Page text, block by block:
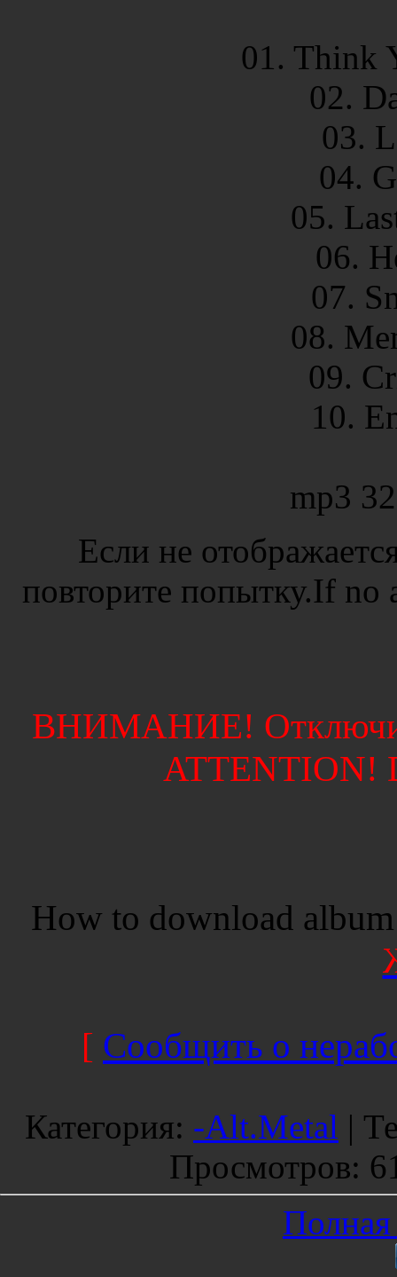
01. Think
02.
03.
04.
05.
06.
07.
08.
09.
10.
mp3
Если не
повторите попытку.If
ВНИМАНИЕ!
ATTENTION!
How to download
[ Сообщить о
Категория: -Alt.Metal |
Просмотров:
Полная